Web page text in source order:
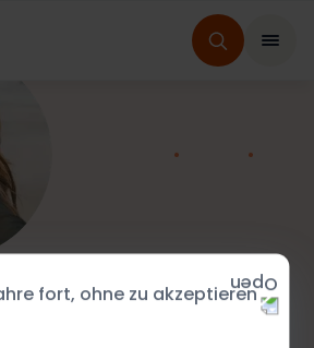
fort, ohne zu akzeptieren